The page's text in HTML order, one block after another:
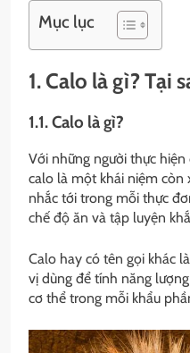
Mục lục
1. Calo là gì? Tại
1.1. Calo là gì?
Với những người thực
calo là một khái niệm còn
nhắc tới trong mỗi thực
chế độ ăn và tập luyện
Calo hay có tên gọi khác
vị dùng để tính năng
cơ thể trong mỗi khẩu